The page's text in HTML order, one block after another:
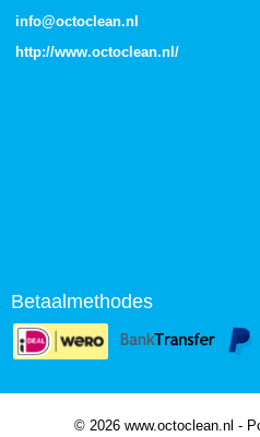
info@octoclean.nl
http://www.octoclean.nl /
Betaalmethodes
© 2026 www.octoclean.nl -